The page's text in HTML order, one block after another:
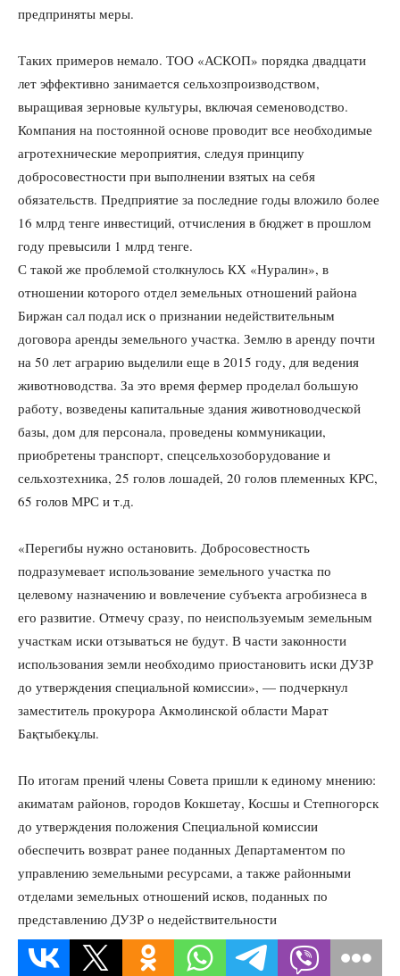
предприняты меры.
Таких примеров немало. ТОО «АСКОП» порядка двадцати
лет эффективно занимается сельхозпроизводством,
выращивая зерновые культуры, включая семеноводство.
Компания на постоянной основе проводит все необходимые
агротехнические мероприятия, следуя принципу
добросовестности при выполнении взятых на себя
обязательств. Предприятие за последние годы вложило более
16 млрд тенге инвестиций, отчисления в бюджет в прошлом
году превысили 1 млрд тенге.
С такой же проблемой столкнулось КХ «Нуралин», в
отношении которого отдел земельных отношений района
Биржан сал подал иск о признании недействительным
договора аренды земельного участка. Землю в аренду почти
на 50 лет аграрию выделили еще в 2015 году, для ведения
животноводства. За это время фермер проделал большую
работу, возведены капитальные здания животноводческой
базы, дом для персонала, проведены коммуникации,
приобретены транспорт, спецсельхозоборудование и
сельхозтехника, 25 голов лошадей, 20 голов племенных КРС,
65 голов МРС и т.д.
«Перегибы нужно остановить. Добросовестность
подразумевает использование земельного участка по
целевому назначению и вовлечение субъекта агробизнеса в
его развитие. Отмечу сразу, по неиспользуемым земельным
участкам иски отзываться не будут. В части законности
использования земли необходимо приостановить иски ДУЗР
до утверждения специальной комиссии», — подчеркнул
заместитель прокурора Акмолинской области Марат
Бақтыбекұлы.
По итогам прений члены Совета пришли к единому мнению:
акиматам районов, городов Кокшетау, Косшы и Степногорск
до утверждения положения Специальной комиссии
обеспечить возврат ранее поданных Департаментом по
управлению земельными ресурсами, а также районными
отделами земельных отношений исков, поданных по
представлению ДУЗР о недействительности
правоустанавливающих документов на земельные участки.